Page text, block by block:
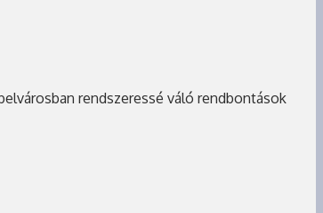
rendszeressé váló rendbontások